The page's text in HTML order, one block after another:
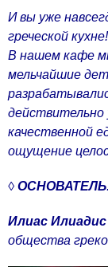
И вы уже
греческой кухне!
В нашем кафе
мельчайшие
действительно
качественной
ощущение
◊ ОСНОВАТЕЛЬ
Илиас Илиадис
общества